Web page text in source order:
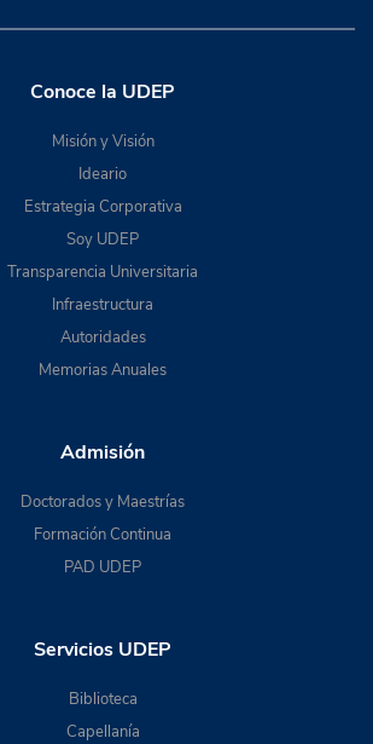
Conoce la UDEP
Misión y Visión
Ideario
Estrategia Corporativa
Soy UDEP
Transparencia Universitaria
Infraestructura
Autoridades
Memorias Anuales
Admisión
Doctorados y Maestrías
Formación Continua
PAD UDEP
Servicios UDEP
Biblioteca
Capellanía